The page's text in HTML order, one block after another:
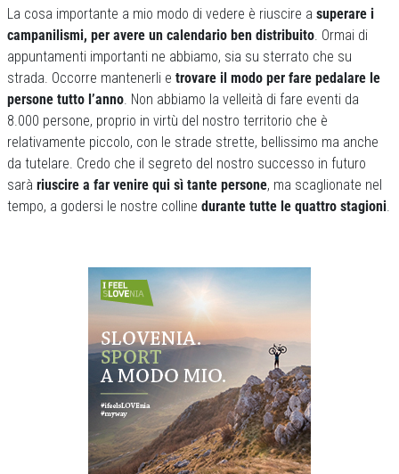
La cosa importante a mio modo di vedere è riuscire a superare i
campanilismi, per avere un calendario ben distribuito. Ormai di
appuntamenti importanti ne abbiamo, sia su sterrato che su
strada. Occorre mantenerli e trovare il modo per fare pedalare le
persone tutto l’anno. Non abbiamo la velleità di fare eventi da
8.000 persone, proprio in virtù del nostro territorio che è
relativamente piccolo, con le strade strette, bellissimo ma anche
da tutelare. Credo che il segreto del nostro successo in futuro
sarà riuscire a far venire qui sì tante persone, ma scaglionate nel
tempo, a godersi le nostre colline durante tutte le quattro stagioni.
Previous